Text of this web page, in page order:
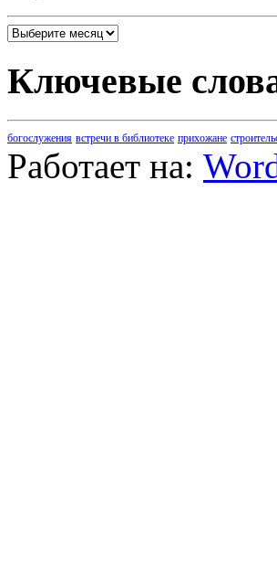
Архив
Ключевые
богослужения встречи в библиотеке прихожане
Работает на: